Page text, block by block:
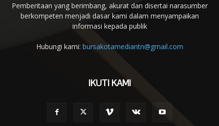
Pemberitaan yang berimbang, akurat dan disertai narasumber
berkompeten menjadi dasar kami dalam menyampaikan
informasi kepada publik
Hubungi kami: bursakotamediantn@gmail.com
IKUTI KAMI